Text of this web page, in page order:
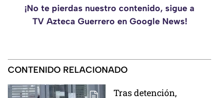
¡No te pierdas nuestro contenido, sigue a
TV Azteca Guerrero en Google News!
CONTENIDO RELACIONADO
Tras detención,